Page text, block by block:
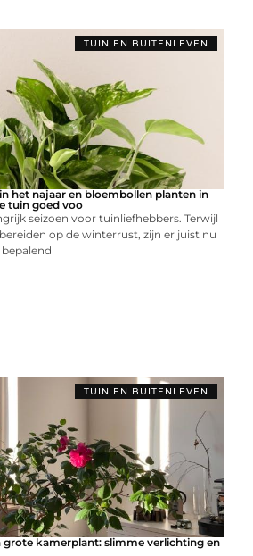
TUIN EN BUITENLEVEN
het najaar en bloembollen planten in
tuin goed voo
seizoen voor tuinliefhebbers. Terwijl
op de winterrust, zijn er juist nu
TUIN EN BUITENLEVEN
grote kamerplant: slimme verlichting en